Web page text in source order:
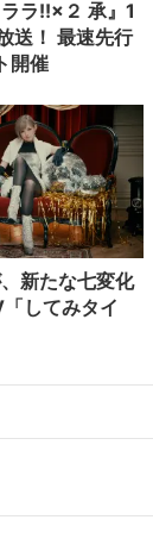
送！ 最速先行
開催
してみタイ